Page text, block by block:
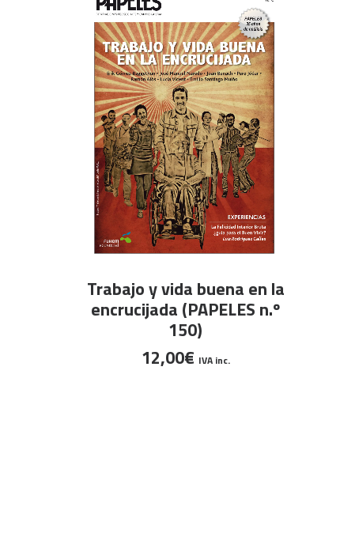
AÑADIR AL CARRITO
Trabajo y vida buena en la
encrucijada (PAPELES n.º
150)
12,00€ IVA inc.